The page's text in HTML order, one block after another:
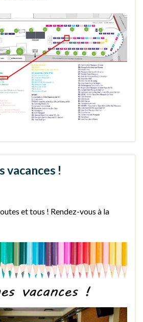
vacances !
et tous ! Rendez-vous à la